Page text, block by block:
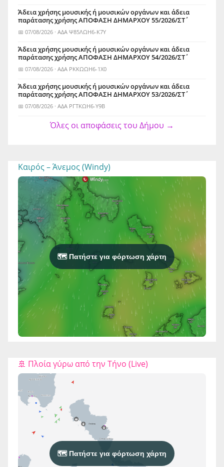
Άδεια χρήσης μουσικής ή μουσικών οργάνων και άδεια
παράτασης χρήσης ΑΠΟΦΑΣΗ ΔΗΜΑΡΧΟΥ 55/2026/ΣΤ΄
📅 07/08/2026 · ΑΔΑ Ψ85ΛΩΗ6-Κ7Υ
Άδεια χρήσης μουσικής ή μουσικών οργάνων και άδεια
παράτασης χρήσης ΑΠΟΦΑΣΗ ΔΗΜΑΡΧΟΥ 54/2026/ΣΤ΄
📅 07/08/2026 · ΑΔΑ ΡΚΚΩΩΗ6-1Χ0
Άδεια χρήσης μουσικής ή μουσικών οργάνων και άδεια
παράτασης χρήσης ΑΠΟΦΑΣΗ ΔΗΜΑΡΧΟΥ 53/2026/ΣΤ΄
📅 07/08/2026 · ΑΔΑ ΡΓΤΚΩΗ6-Υ9Β
Όλες οι αποφάσεις του Δήμου →
Καιρός – Άνεμος (Windy)
🗺️ Πατήστε για φόρτωση χάρτη
🚢 Πλοία γύρω από την Τήνο (Live)
🗺️ Πατήστε για φόρτωση χάρτη